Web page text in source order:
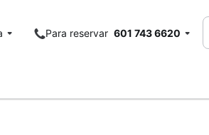
Para reservar 601 743 6620